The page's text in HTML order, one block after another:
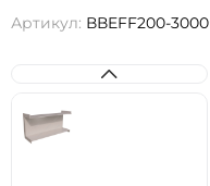
Артикул: ВВEFF200-3000